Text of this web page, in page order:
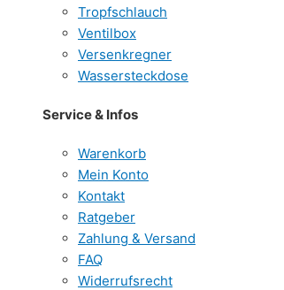
Tropfschlauch
Ventilbox
Versenkregner
Wassersteckdose
Service & Infos
Warenkorb
Mein Konto
Kontakt
Ratgeber
Zahlung & Versand
FAQ
Widerrufsrecht